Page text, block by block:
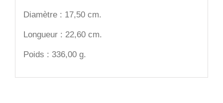
Diamètre : 17,50 cm.
Longueur : 22,60 cm.
Poids : 336,00 g.